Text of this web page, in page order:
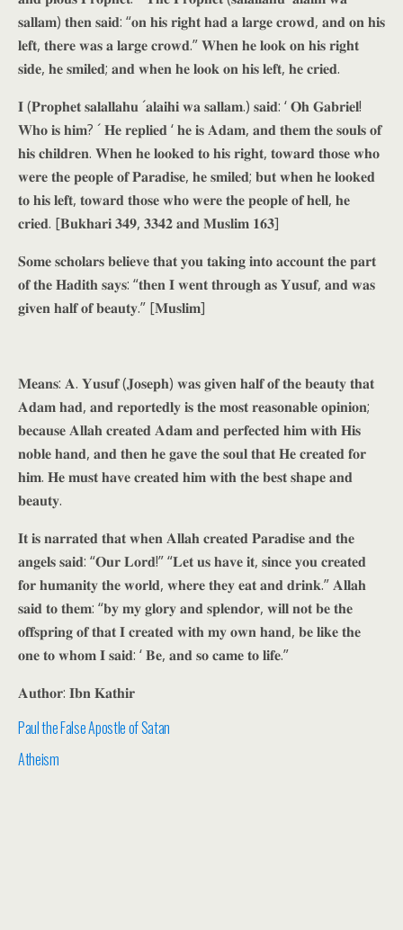
𝐬𝐚𝐥𝐥𝐚𝐦) 𝐭𝐡𝐞𝐧 𝐬𝐚𝐢𝐝: “𝐨𝐧 𝐡𝐢𝐬 𝐫𝐢𝐠𝐡𝐭 𝐡𝐚𝐝 𝐚 𝐥𝐚𝐫𝐠𝐞 𝐜𝐫𝐨𝐰𝐝, 𝐚𝐧𝐝 𝐨𝐧 𝐡𝐢𝐬
𝐥𝐞𝐟𝐭, 𝐭𝐡𝐞𝐫𝐞 𝐰𝐚𝐬 𝐚 𝐥𝐚𝐫𝐠𝐞 𝐜𝐫𝐨𝐰𝐝.” 𝐖𝐡𝐞𝐧 𝐡𝐞 𝐥𝐨𝐨𝐤 𝐨𝐧 𝐡𝐢𝐬 𝐫𝐢𝐠𝐡𝐭
𝐬𝐢𝐝𝐞, 𝐡𝐞 𝐬𝐦𝐢𝐥𝐞𝐝; 𝐚𝐧𝐝 𝐰𝐡𝐞𝐧 𝐡𝐞 𝐥𝐨𝐨𝐤 𝐨𝐧 𝐡𝐢𝐬 𝐥𝐞𝐟𝐭, 𝐡𝐞 𝐜𝐫𝐢𝐞𝐝.
𝐈 (𝐏𝐫𝐨𝐩𝐡𝐞𝐭 𝐬𝐚𝐥𝐚𝐥𝐥𝐚𝐡𝐮 ´𝐚𝐥𝐚𝐢𝐡𝐢 𝐰𝐚 𝐬𝐚𝐥𝐥𝐚𝐦.) 𝐬𝐚𝐢𝐝: ‘ 𝐎𝐡 𝐆𝐚𝐛𝐫𝐢𝐞𝐥!
𝐖𝐡𝐨 𝐢𝐬 𝐡𝐢𝐦? ´ 𝐇𝐞 𝐫𝐞𝐩𝐥𝐢𝐞𝐝 ‘ 𝐡𝐞 𝐢𝐬 𝐀𝐝𝐚𝐦, 𝐚𝐧𝐝 𝐭𝐡𝐞𝐦 𝐭𝐡𝐞 𝐬𝐨𝐮𝐥𝐬 𝐨𝐟
𝐡𝐢𝐬 𝐜𝐡𝐢𝐥𝐝𝐫𝐞𝐧. 𝐖𝐡𝐞𝐧 𝐡𝐞 𝐥𝐨𝐨𝐤𝐞𝐝 𝐭𝐨 𝐡𝐢𝐬 𝐫𝐢𝐠𝐡𝐭, 𝐭𝐨𝐰𝐚𝐫𝐝 𝐭𝐡𝐨𝐬𝐞 𝐰𝐡𝐨
𝐰𝐞𝐫𝐞 𝐭𝐡𝐞 𝐩𝐞𝐨𝐩𝐥𝐞 𝐨𝐟 𝐏𝐚𝐫𝐚𝐝𝐢𝐬𝐞, 𝐡𝐞 𝐬𝐦𝐢𝐥𝐞𝐝; 𝐛𝐮𝐭 𝐰𝐡𝐞𝐧 𝐡𝐞 𝐥𝐨𝐨𝐤𝐞𝐝
𝐭𝐨 𝐡𝐢𝐬 𝐥𝐞𝐟𝐭, 𝐭𝐨𝐰𝐚𝐫𝐝 𝐭𝐡𝐨𝐬𝐞 𝐰𝐡𝐨 𝐰𝐞𝐫𝐞 𝐭𝐡𝐞 𝐩𝐞𝐨𝐩𝐥𝐞 𝐨𝐟 𝐡𝐞𝐥𝐥, 𝐡𝐞
𝐜𝐫𝐢𝐞𝐝. [𝐁𝐮𝐤𝐡𝐚𝐫𝐢 𝟑𝟒𝟗, 𝟑𝟑𝟒𝟐 𝐚𝐧𝐝 𝐌𝐮𝐬𝐥𝐢𝐦 𝟏𝟔𝟑]
𝐒𝐨𝐦𝐞 𝐬𝐜𝐡𝐨𝐥𝐚𝐫𝐬 𝐛𝐞𝐥𝐢𝐞𝐯𝐞 𝐭𝐡𝐚𝐭 𝐲𝐨𝐮 𝐭𝐚𝐤𝐢𝐧𝐠 𝐢𝐧𝐭𝐨 𝐚𝐜𝐜𝐨𝐮𝐧𝐭 𝐭𝐡𝐞 𝐩𝐚𝐫𝐭
𝐨𝐟 𝐭𝐡𝐞 𝐇𝐚𝐝𝐢𝐭𝐡 𝐬𝐚𝐲𝐬: “𝐭𝐡𝐞𝐧 𝐈 𝐰𝐞𝐧𝐭 𝐭𝐡𝐫𝐨𝐮𝐠𝐡 𝐚𝐬 𝐘𝐮𝐬𝐮𝐟, 𝐚𝐧𝐝 𝐰𝐚𝐬
𝐠𝐢𝐯𝐞𝐧 𝐡𝐚𝐥𝐟 𝐨𝐟 𝐛𝐞𝐚𝐮𝐭𝐲.” [𝐌𝐮𝐬𝐥𝐢𝐦]
𝐌𝐞𝐚𝐧𝐬: 𝐀. 𝐘𝐮𝐬𝐮𝐟 (𝐉𝐨𝐬𝐞𝐩𝐡) 𝐰𝐚𝐬 𝐠𝐢𝐯𝐞𝐧 𝐡𝐚𝐥𝐟 𝐨𝐟 𝐭𝐡𝐞 𝐛𝐞𝐚𝐮𝐭𝐲 𝐭𝐡𝐚𝐭
𝐀𝐝𝐚𝐦 𝐡𝐚𝐝, 𝐚𝐧𝐝 𝐫𝐞𝐩𝐨𝐫𝐭𝐞𝐝𝐥𝐲 𝐢𝐬 𝐭𝐡𝐞 𝐦𝐨𝐬𝐭 𝐫𝐞𝐚𝐬𝐨𝐧𝐚𝐛𝐥𝐞 𝐨𝐩𝐢𝐧𝐢𝐨𝐧;
𝐛𝐞𝐜𝐚𝐮𝐬𝐞 𝐀𝐥𝐥𝐚𝐡 𝐜𝐫𝐞𝐚𝐭𝐞𝐝 𝐀𝐝𝐚𝐦 𝐚𝐧𝐝 𝐩𝐞𝐫𝐟𝐞𝐜𝐭𝐞𝐝 𝐡𝐢𝐦 𝐰𝐢𝐭𝐡 𝐇𝐢𝐬
𝐧𝐨𝐛𝐥𝐞 𝐡𝐚𝐧𝐝, 𝐚𝐧𝐝 𝐭𝐡𝐞𝐧 𝐡𝐞 𝐠𝐚𝐯𝐞 𝐭𝐡𝐞 𝐬𝐨𝐮𝐥 𝐭𝐡𝐚𝐭 𝐇𝐞 𝐜𝐫𝐞𝐚𝐭𝐞𝐝 𝐟𝐨𝐫
𝐡𝐢𝐦. 𝐇𝐞 𝐦𝐮𝐬𝐭 𝐡𝐚𝐯𝐞 𝐜𝐫𝐞𝐚𝐭𝐞𝐝 𝐡𝐢𝐦 𝐰𝐢𝐭𝐡 𝐭𝐡𝐞 𝐛𝐞𝐬𝐭 𝐬𝐡𝐚𝐩𝐞 𝐚𝐧𝐝
𝐛𝐞𝐚𝐮𝐭𝐲.
𝐈𝐭 𝐢𝐬 𝐧𝐚𝐫𝐫𝐚𝐭𝐞𝐝 𝐭𝐡𝐚𝐭 𝐰𝐡𝐞𝐧 𝐀𝐥𝐥𝐚𝐡 𝐜𝐫𝐞𝐚𝐭𝐞𝐝 𝐏𝐚𝐫𝐚𝐝𝐢𝐬𝐞 𝐚𝐧𝐝 𝐭𝐡𝐞
𝐚𝐧𝐠𝐞𝐥𝐬 𝐬𝐚𝐢𝐝: “𝐎𝐮𝐫 𝐋𝐨𝐫𝐝!” “𝐋𝐞𝐭 𝐮𝐬 𝐡𝐚𝐯𝐞 𝐢𝐭, 𝐬𝐢𝐧𝐜𝐞 𝐲𝐨𝐮 𝐜𝐫𝐞𝐚𝐭𝐞𝐝
𝐟𝐨𝐫 𝐡𝐮𝐦𝐚𝐧𝐢𝐭𝐲 𝐭𝐡𝐞 𝐰𝐨𝐫𝐥𝐝, 𝐰𝐡𝐞𝐫𝐞 𝐭𝐡𝐞𝐲 𝐞𝐚𝐭 𝐚𝐧𝐝 𝐝𝐫𝐢𝐧𝐤.” 𝐀𝐥𝐥𝐚𝐡
𝐬𝐚𝐢𝐝 𝐭𝐨 𝐭𝐡𝐞𝐦: “𝐛𝐲 𝐦𝐲 𝐠𝐥𝐨𝐫𝐲 𝐚𝐧𝐝 𝐬𝐩𝐥𝐞𝐧𝐝𝐨𝐫, 𝐰𝐢𝐥𝐥 𝐧𝐨𝐭 𝐛𝐞 𝐭𝐡𝐞
𝐨𝐟𝐟𝐬𝐩𝐫𝐢𝐧𝐠 𝐨𝐟 𝐭𝐡𝐚𝐭 𝐈 𝐜𝐫𝐞𝐚𝐭𝐞𝐝 𝐰𝐢𝐭𝐡 𝐦𝐲 𝐨𝐰𝐧 𝐡𝐚𝐧𝐝, 𝐛𝐞 𝐥𝐢𝐤𝐞 𝐭𝐡𝐞
𝐨𝐧𝐞 𝐭𝐨 𝐰𝐡𝐨𝐦 𝐈 𝐬𝐚𝐢𝐝: ‘ 𝐁𝐞, 𝐚𝐧𝐝 𝐬𝐨 𝐜𝐚𝐦𝐞 𝐭𝐨 𝐥𝐢𝐟𝐞.”
𝐀𝐮𝐭𝐡𝐨𝐫: 𝐈𝐛𝐧 𝐊𝐚𝐭𝐡𝐢𝐫
Paul the False Apostle of Satan
Atheism